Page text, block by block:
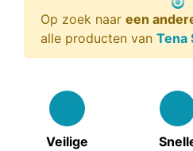
Op zoek naar een
alle producten van Tena
Veilige